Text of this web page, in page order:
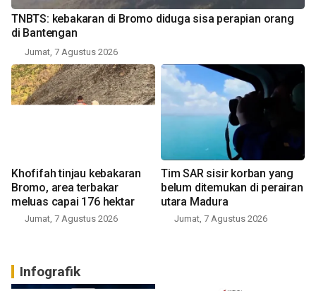
TNBTS: kebakaran di Bromo diduga sisa perapian orang
di Bantengan
Jumat, 7 Agustus 2026
Khofifah tinjau kebakaran
Bromo, area terbakar
meluas capai 176 hektar
Jumat, 7 Agustus 2026
Tim SAR sisir korban yang
belum ditemukan di perairan
utara Madura
Jumat, 7 Agustus 2026
Infografik